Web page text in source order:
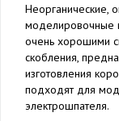
Неорганические,
моделировочные
очень хорошими
скобления,
изготовления
подходят для
электрошпателя.